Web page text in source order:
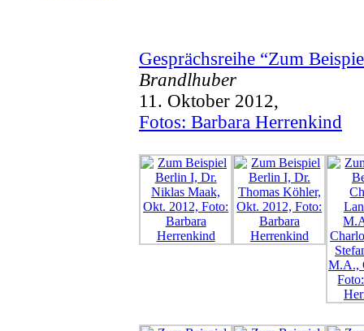
Gesprächsreihe “Zum
Brandlhuber
11. Oktober 2012,
Fotos: Barbara Herrenkind